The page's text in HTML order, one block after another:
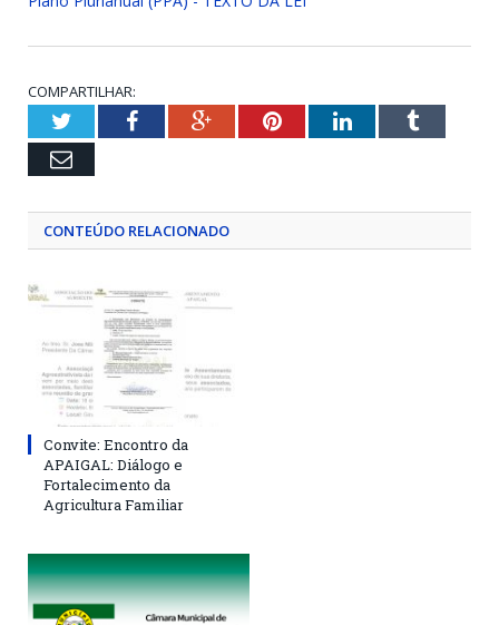
COMPARTILHAR:
TwitterFacebookGoogle+PinterestLinkedInTumblr
Email
CONTEÚDO RELACIONADO
Convite: Encontro da
APAIGAL: Diálogo e
Fortalecimento da
Agricultura Familiar